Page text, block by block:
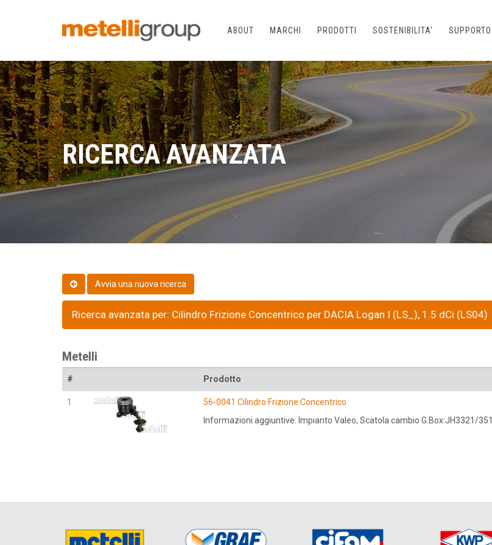
ABOUT MARCHI PRODOTTI SOSTENIBILITA' SUPPORTO
RICERCA AVANZATA
Ricerca avanzata per: Cilindro Frizione Concentrico per DACIA Logan I (LS_), 1.5 dCi (LS04)
Metelli
# Prodotto
1
56-0041 Cilindro Frizione Concentrico
Informazioni aggiuntive: Impianto Valeo, Scatola cambio G.Box:JH3321/351